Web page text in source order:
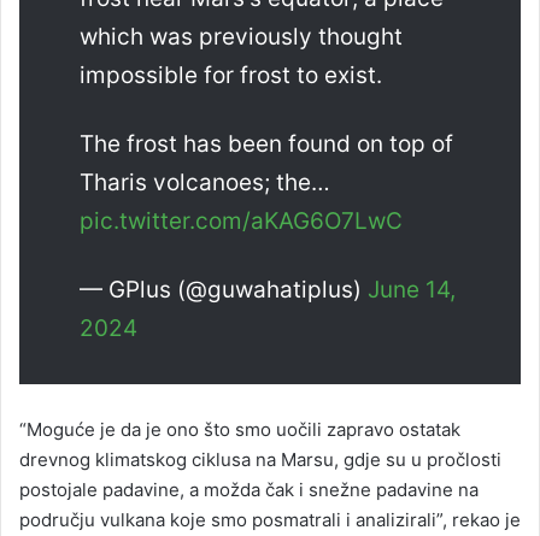
which was previously thought
impossible for frost to exist.
The frost has been found on top of
Tharis volcanoes; the…
pic.twitter.com/aKAG6O7LwC
— GPlus (@guwahatiplus) June 14,
2024
“Moguće je da je ono što smo uočili zapravo ostatak
drevnog klimatskog ciklusa na Marsu, gdje su u pročlosti
postojale padavine, a možda čak i snežne padavine na
području vulkana koje smo posmatrali i analizirali”, rekao je